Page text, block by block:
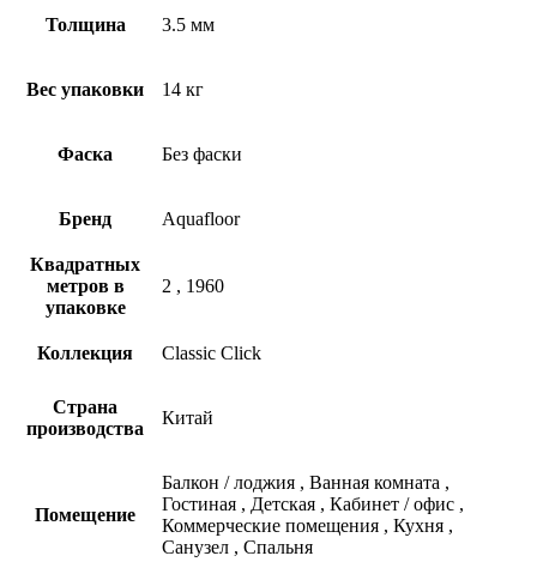
Толщина 3.5 мм
Вес упаковки 14 кг
Фаска Без фаски
Бренд Aquafloor
Квадратных
метров в
упаковке
2 , 1960
Коллекция Classic Click
Страна
производства
Китай
Помещение
Балкон / лоджия , Ванная комната ,
Гостиная , Детская , Кабинет / офис ,
Коммерческие помещения , Кухня ,
Санузел , Спальня